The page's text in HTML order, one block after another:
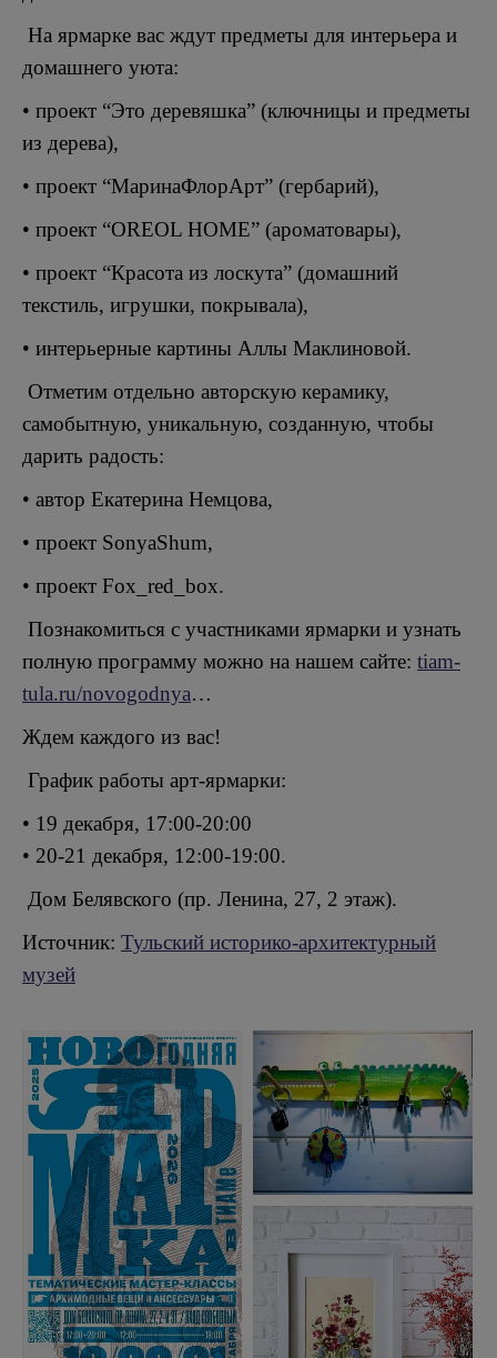
На ярмарке вас ждут предметы для интерьера и
домашнего уюта:
• проект “Это деревяшка” (ключницы и предметы
из дерева),
• проект “МаринаФлорАрт” (гербарий),
• проект “OREOL HOME” (ароматовары),
• проект “Красота из лоскута” (домашний
текстиль, игрушки, покрывала),
• интерьерные картины Аллы Маклиновой.
Отметим отдельно авторскую керамику,
самобытную, уникальную, созданную, чтобы
дарить радость:
• автор Екатерина Немцова,
• проект SonyaShum,
• проект Fox_red_box.
Познакомиться с участниками ярмарки и узнать
полную программу можно на нашем сайте: tiam-
tula.ru/novogodnya…
Ждем каждого из вас!
График работы арт-ярмарки:
• 19 декабря, 17:00-20:00
• 20-21 декабря, 12:00-19:00.
Дом Белявского (пр. Ленина, 27, 2 этаж).
Источник: Тульский историко-архитектурный
музей